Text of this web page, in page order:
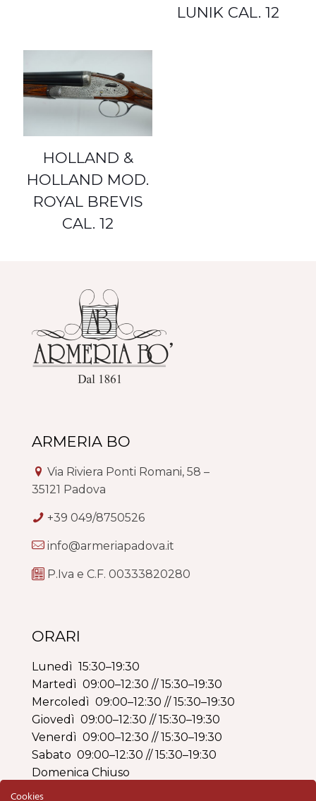
LUNIK CAL. 12
HOLLAND &
HOLLAND MOD.
ROYAL BREVIS
CAL. 12
ARMERIA BO
Via Riviera Ponti Romani, 58 –
35121 Padova
+39 049/8750526
info@armeriapadova.it
P.Iva e C.F. 00333820280
ORARI
Lunedì 15:30–19:30
Martedì 09:00–12:30 // 15:30–19:30
Mercoledì 09:00–12:30 // 15:30–19:30
Giovedì 09:00–12:30 // 15:30–19:30
Venerdì 09:00–12:30 // 15:30–19:30
Sabato 09:00–12:30 // 15:30–19:30
Domenica Chiuso
Cookies